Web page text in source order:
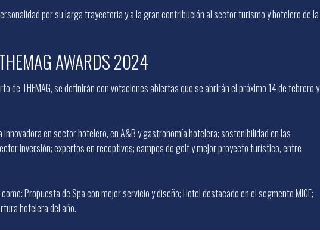
por su larga trayectoria y a la gran contribución al sector turismo y hotelero de la
AWARDS 2024
de THEMAG, se definirán con votaciones abiertas que se abrirán el próximo 14 de febrero y
en sector hotelero, en A&B y gastronomía hotelera; sostenibilidad en las
inversión; expertos en receptivos; campos de golf y mejor proyecto turístico, entre
Propuesta de Spa con mejor servicio y diseño; Hotel destacado en el segmento MICE;
hotelera del año.